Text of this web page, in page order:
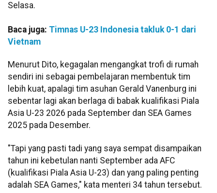
Selasa.
Baca juga: Timnas U-23 Indonesia takluk 0-1 dari
Vietnam
Menurut Dito, kegagalan mengangkat trofi di rumah
sendiri ini sebagai pembelajaran membentuk tim
lebih kuat, apalagi tim asuhan Gerald Vanenburg ini
sebentar lagi akan berlaga di babak kualifikasi Piala
Asia U-23 2026 pada September dan SEA Games
2025 pada Desember.
"Tapi yang pasti tadi yang saya sempat disampaikan
tahun ini kebetulan nanti September ada AFC
(kualifikasi Piala Asia U-23) dan yang paling penting
adalah SEA Games," kata menteri 34 tahun tersebut.